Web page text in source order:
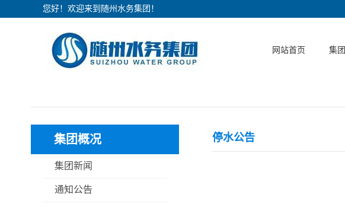
您好！欢迎来到随州水务集团！
网站首页 集
服
集团概况
集团新闻
通知公告
停水公告